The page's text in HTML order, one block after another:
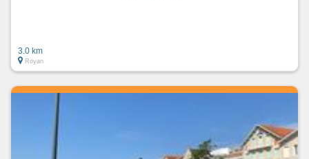
3.0 km
Royan